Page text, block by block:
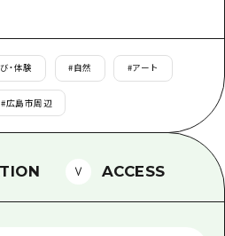
れる外国人旅行者向け情報一
ィアガイド
サルツーリズム
ック
・体験 #自然 #アート
#広島市周辺
ACCESS